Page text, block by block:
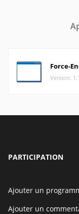
Force-
Version:
PARTICIPATION
Ajouter un
Ajouter un